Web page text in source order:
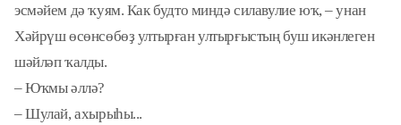
эсмә­йем дә ҡуям. Как будто миндә силавулие юҡ, – унан
Хәйрүш өсөнсөбөҙ ултырған ултырғыс­тың буш икәнлеген
шәйләп ҡалды.
– Юҡмы әллә?
– Шулай, ахырыһы...